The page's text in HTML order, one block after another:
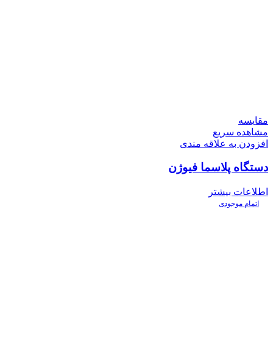
مقایسه
مشاهده سریع
افزودن به علاقه مندی
دستگاه پلاسما فیوژن
اطلاعات بیشتر
اتمام موجودی